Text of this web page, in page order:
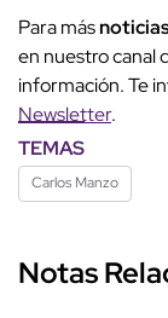
Para más
en nuestro canal
información. Te
Newsletter.
TEMAS
Carlos Manzo
Notas